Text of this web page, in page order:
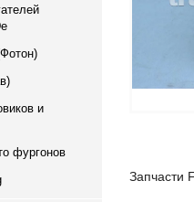
Запчасти
и
фургонов